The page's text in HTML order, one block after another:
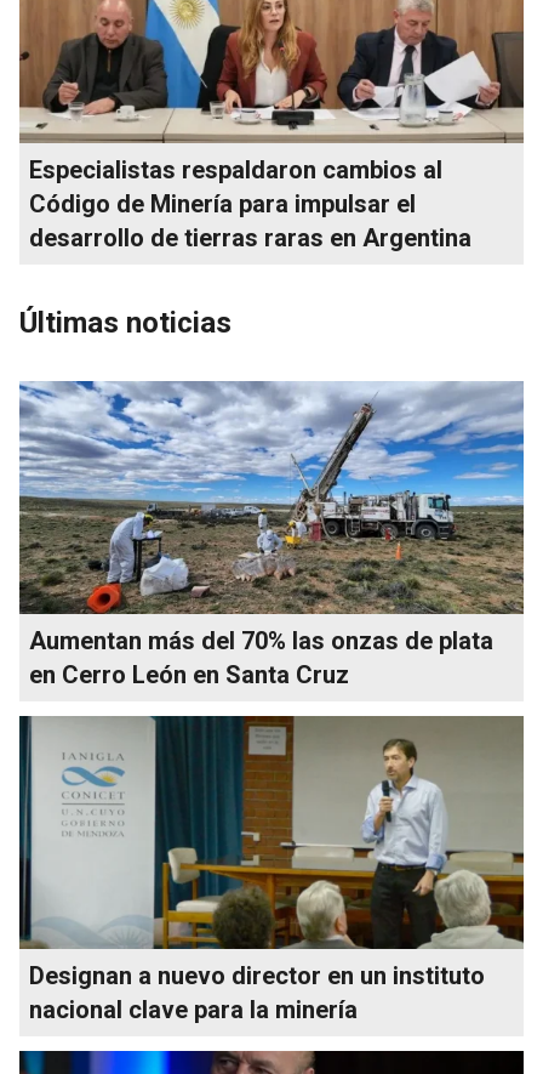
Especialistas respaldaron cambios al
Código de Minería para impulsar el
desarrollo de tierras raras en Argentina
Últimas noticias
Aumentan más del 70% las onzas de plata
en Cerro León en Santa Cruz
Designan a nuevo director en un instituto
nacional clave para la minería